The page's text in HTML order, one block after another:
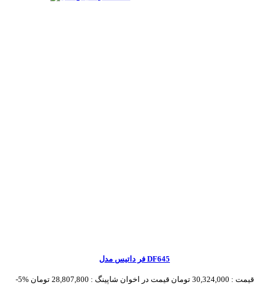
فر داتیس مدل DF645
-5% قیمت : 30,324,000 تومان قیمت در اخوان شاپینگ : 28,807,800 تومان